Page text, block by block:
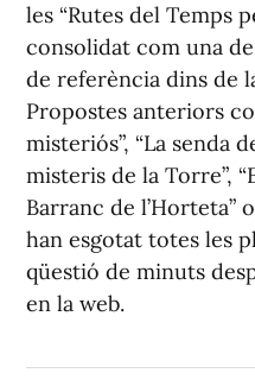
les “Rutes del Temps
consolidat com una
de referència dins de
Propostes anteriors
misteriós”, “La senda
misteris de la Torre”,
Barranc de l’Horteta”
han esgotat totes les
qüestió de minuts
en la web.